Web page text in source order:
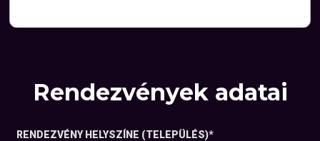
Rendezvények adatai
RENDEZVÉNY HELYSZÍNE (TELEPÜLÉS)*